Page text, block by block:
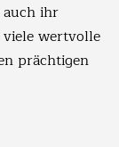
auch ihr
viele wertvolle
prächtigen